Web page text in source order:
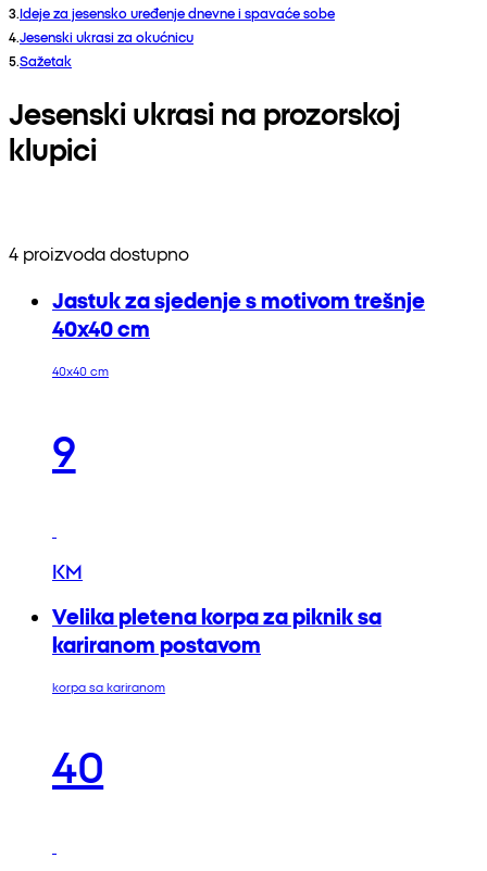
3.Ideje za jesensko uređenje dnevne i spavaće sobe
4.Jesenski ukrasi za okućnicu
5.Sažetak
Jesenski ukrasi na prozorskoj
klupici
4 proizvoda dostupno
Jastuk za sjedenje s motivom trešnje
40x40 cm
40x40 cm
9
KM
Velika pletena korpa za piknik sa
kariranom postavom
korpa sa kariranom
40